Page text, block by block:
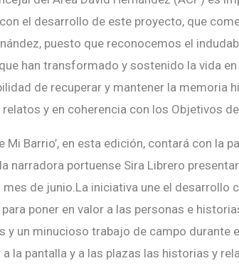
el desarrollo de este proyecto, que
puesto que reconocemos el
han transformado y sostenido la vida
de recuperar y mantener la memoria
relatos y en coherencia con los Objetivos
Mi Barrio’, en esta edición, contará con la
narradora portuense Sira Librero
de junio.La iniciativa une el desarrollo
poner en valor a las personas e
y un minucioso trabajo de campo durante
a la pantalla y a las plazas las historias y